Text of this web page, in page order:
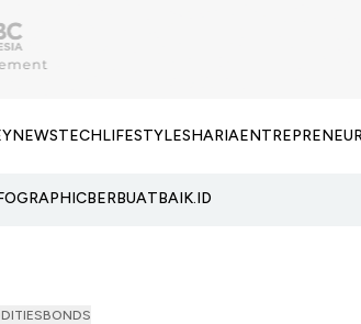
NEWSTECHLIFESTYLESHARIA
BERBUATBAIK.ID
BONDS